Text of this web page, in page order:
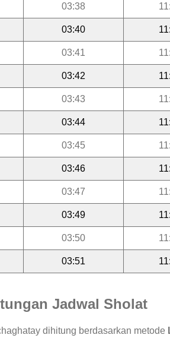
03:38
03:40
03:41
03:42
03:43
03:44
03:45
03:46
03:47
03:49
03:50
03:51
Jadwal Sholat
dihitung berdasarkan metode